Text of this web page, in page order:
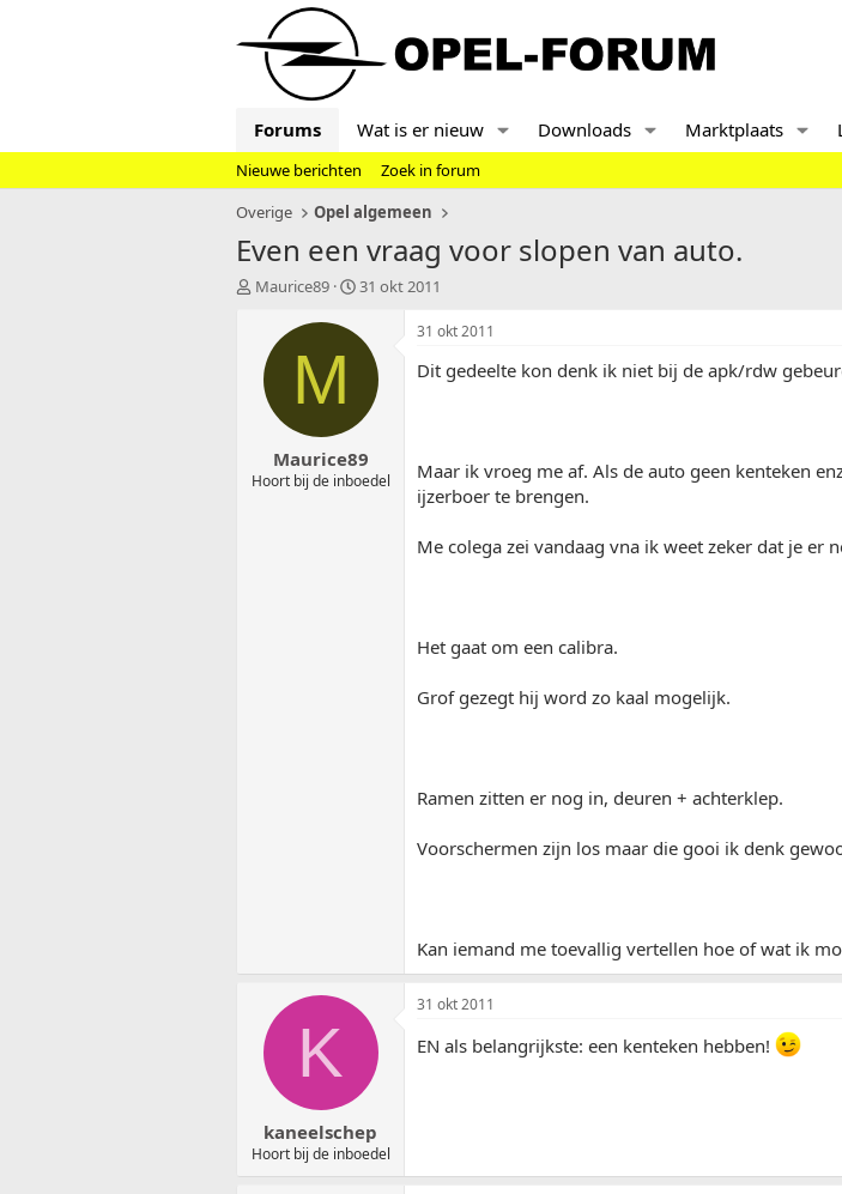
Forums Wat is er nieuw Downloads Marktplaats
Nieuwe berichten
Zoek in forum
Overige
Opel algemeen
Even een vraag voor slopen van auto.
T
t
Maurice89
S
a
u
m
31 okt 2011
M
Maurice89
Hoort bij de inboedel
31 okt 2011
Dit gedeelte kon denk ik niet bij de apk/rdw
Maar ik vroeg me af. Als de auto geen kenteken
ijzerboer te brengen.
Me colega zei vandaag vna ik weet zeker dat je
Het gaat om een calibra.
Grof gezegt hij word zo kaal mogelijk.
Ramen zitten er nog in, deuren + achterklep.
Voorschermen zijn los maar die gooi ik denk
Kan iemand me toevallig vertellen hoe of wat ik
K
kaneelschep
Hoort bij de inboedel
31 okt 2011
EN als belangrijkste: een kenteken hebben!